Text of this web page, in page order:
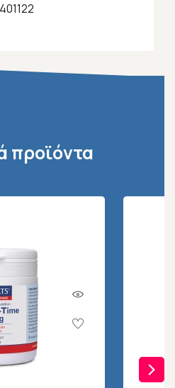
προϊόντα